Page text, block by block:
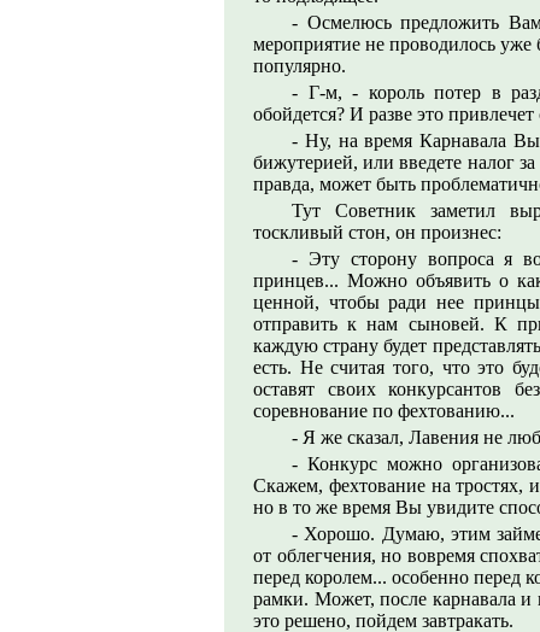
- Осмелюсь предложить
мероприятие не проводилось
популярно.
- Г-м, - король потер в
обойдется? И разве это
- Ну, на время Карнавала
бижутерией, или введете налог
правда, может быть
Тут Советник заметил
тоскливый стон, он произнес:
- Эту сторону вопроса я
принцев... Можно объявить о
ценной, чтобы ради нее принцы
отправить к нам сыновей. К
каждую страну будет
есть. Не считая того, что это
оставят своих конкурсантов
соревнование по фехтованию...
- Я же сказал, Лавения не
- Конкурс можно
Скажем, фехтование на тростях,
но в то же время Вы увидите
- Хорошо. Думаю, этим
от облегчения, но вовремя
перед королем... особенно перед
рамки. Может, после карнавала
это решено, пойдем завтракать.